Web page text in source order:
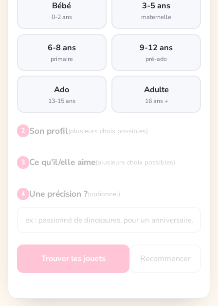
Bébé
0-2 ans
3-5 ans
maternelle
6-8 ans
primaire
9-12 ans
pré-ado
Ado
13-15 ans
Adulte
16 ans +
2 Son profil(plusieurs choix possibles)
3 Ce qu'il/elle aime(plusieurs choix possibles)
4 Une précision ?(optionnel)
Trouver les jouets Recommencer